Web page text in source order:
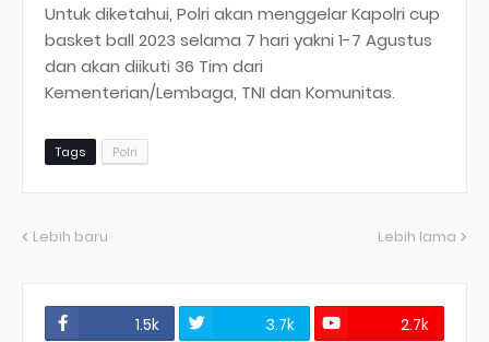
Untuk diketahui, Polri akan menggelar Kapolri cup
basket ball 2023 selama 7 hari yakni 1-7 Agustus
dan akan diikuti 36 Tim dari
Kementerian/Lembaga, TNI dan Komunitas.
Tags Polri
Lebih baru Lebih lama
1.5k 3.7k 2.7k